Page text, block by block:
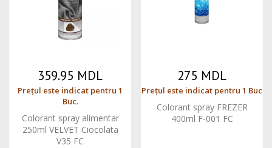
359.95 MDL
Prețul este indicat pentru 1
Buc.
Colorant spray alimentar
250ml VELVET Ciocolata
V35 FC
275 MDL
Prețul este indicat pentru 1 Buc
Colorant spray FREZER
400ml F-001 FC